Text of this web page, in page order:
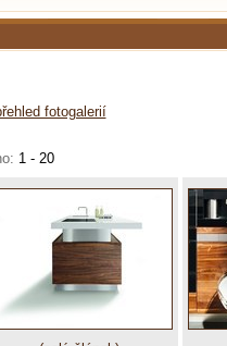
fotogalerií
1 - 20